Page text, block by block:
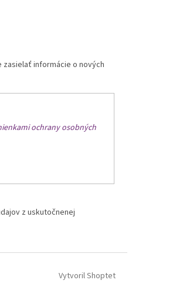
zasielať informácie o nových
ochrany osobných
z uskutočnenej
Vytvoril Shoptet